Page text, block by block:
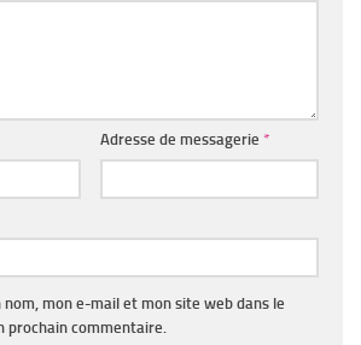
Adresse de messagerie *
mon e-mail et mon site web dans le
prochain commentaire.